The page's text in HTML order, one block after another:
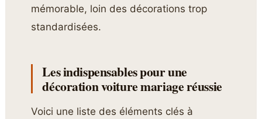
mémorable, loin des décorations trop
standardisées.
Les indispensables pour une
décoration voiture mariage réussie
Voici une liste des éléments clés à